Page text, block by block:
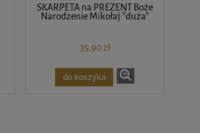
SKARPETA na PREZENT Boże
Narodzenie Mikołaj *duża*
35,90 zł
do koszyka